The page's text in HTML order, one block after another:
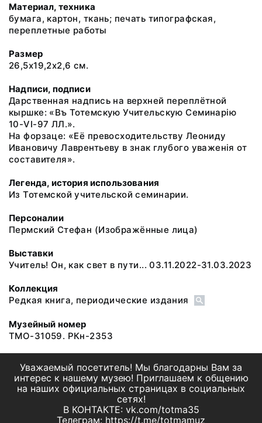
Материал, техника
бумага, картон, ткань; печать типографская,
переплетные работы
Размер
26,5х19,2х2,6 см.
Надписи, подписи
Дарственная надпись на верхней переплётной
кыршке: «Въ Тотемскую Учительскую Семинарiю
10-VI-97 ЛЛ.».
На форзаце: «Её превосходительству Леониду
Ивановичу Лаврентьеву в знак глубого уваженiя от
составителя».
Легенда, история использования
Из Тотемской учительской семинарии.
Персоналии
Пермский Стефан (Изображённые лица)
Выставки
Учитель! Он, как свет в пути... 03.11.2022-31.03.2023
Коллекция
Редкая книга, периодические издания
Музейный номер
ТМО-31059. РКн-2353
Уважаемый посетитель! Мы благодарны Вам за
интерес к нашему музею! Приглашаем к общению
на наших официальных страницах в социальных
сетях!
В КОНТАКТЕ: vk.com/totma35
Телеграм: https://t.me/totmamuz